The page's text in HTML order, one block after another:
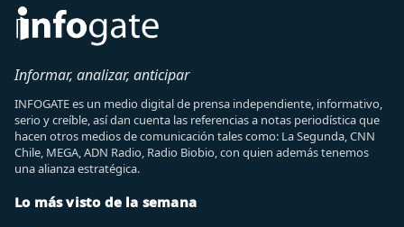
Informar, analizar, anticipar
INFOGATE es un medio digital de prensa independiente, informativo,
serio y creíble, así dan cuenta las referencias a notas periodística que
hacen otros medios de comunicación tales como: La Segunda, CNN
Chile, MEGA, ADN Radio, Radio Biobio, con quien además tenemos
una alianza estratégica.
Lo más visto de la semana